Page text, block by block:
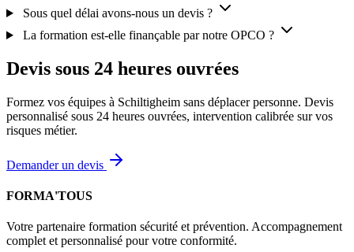
Sous quel délai avons-nous un devis ?
La formation est-elle finançable par notre OPCO ?
Devis sous 24 heures ouvrées
Formez vos équipes à Schiltigheim sans déplacer personne. Devis
personnalisé sous 24 heures ouvrées, intervention calibrée sur vos
risques métier.
Demander un devis
FORMA'TOUS
Votre partenaire formation sécurité et prévention. Accompagnement
complet et personnalisé pour votre conformité.